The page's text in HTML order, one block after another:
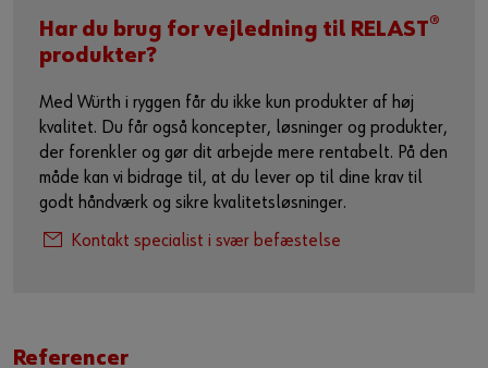
Har du brug for vejledning til RELAST®
produkter?
Med Würth i ryggen får du ikke kun produkter af høj
kvalitet. Du får også koncepter, løsninger og produkter,
der forenkler og gør dit arbejde mere rentabelt. På den
måde kan vi bidrage til, at du lever op til dine krav til
godt håndværk og sikre kvalitetsløsninger.
Kontakt specialist i svær befæstelse
Referencer